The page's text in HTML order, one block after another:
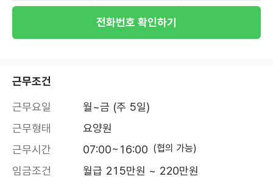
전화번호 확인하기
근무조건
근무요일
월~금 (주 5일)
근무형태
요양원
근무시간
07:00~16:00 (협의 가능)
임금조건
월급 215만원 ~ 220만원